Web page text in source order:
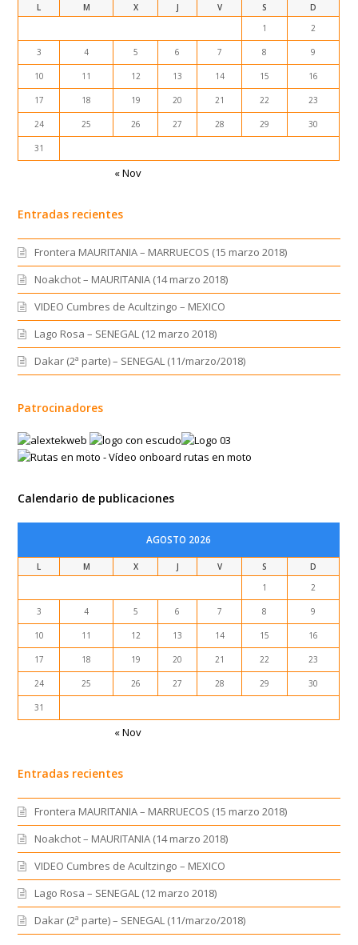
L M X J V S
D
1
2
3 4 5 6 7 8 9
10 11 12 13 14 15 16
17 18 19 20 21 22 23
24 25 26 27 28 29 30
31
« Nov
Entradas recientes
Frontera MAURITANIA – MARRUECOS (15 marzo 2018)
Noakchot – MAURITANIA (14 marzo 2018)
VIDEO Cumbres de Acultzingo – MEXICO
Lago Rosa – SENEGAL (12 marzo 2018)
Dakar (2ª parte) – SENEGAL (11/marzo/2018)
Patrocinadores
Calendario de publicaciones
AGOSTO 2026
L M X J V S
D
1
2
3 4 5 6 7 8 9
10 11 12 13 14 15 16
17 18 19 20 21 22 23
24 25 26 27 28 29 30
31
« Nov
Entradas recientes
Frontera MAURITANIA – MARRUECOS (15 marzo 2018)
Noakchot – MAURITANIA (14 marzo 2018)
VIDEO Cumbres de Acultzingo – MEXICO
Lago Rosa – SENEGAL (12 marzo 2018)
Dakar (2ª parte) – SENEGAL (11/marzo/2018)